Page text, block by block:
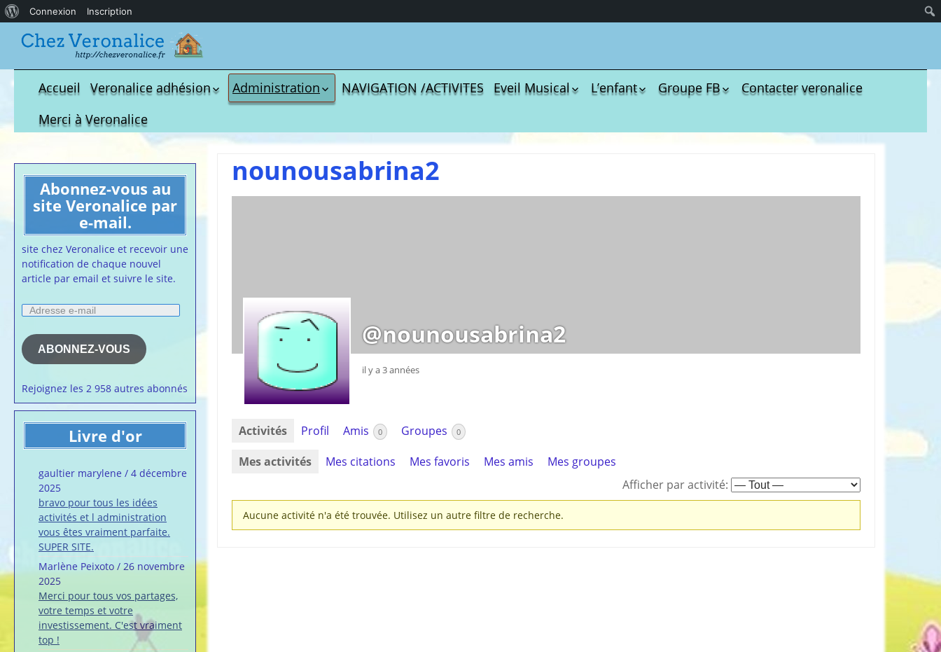
Accueil
Veronalice adhésion
Qui est-elle ?
Adhésion demandes
Administration
S.M.I.C et Cotisations
Convention
Affiches de menu de
la semaine
Membres du site
Articles chez
veronalice
NAVIGATION /ACTIVITES
Eveil Musical
Comptines à gestes
Tablatures Ukulélé
L’enfant
La Séparation
La Propreté
Groupe FB
Contacter veronalice
Merci à Veronalice
Abonnez-vous au
site Veronalice par
e-mail.
site chez Veronalice et recevoir une
notification de chaque nouvel
article par email et suivre le site.
Adresse
mail
ABONNEZ-VOUS
Rejoignez les 2 958 autres abonnés
Livre d'or
gaultier marylene / 4 décembre
2025
bravo pour tous les idées
activités et l administration
vous êtes vraiment parfaite.
SUPER SITE.
Marlène Peixoto / 26 novembre
2025
Merci pour tous vos partages,
votre temps et votre
investissement. C'est vraiment
top !
nounousabrina2
@nounousabrina2
il y a 3 années
Activités Profil Amis 0 Groupes 0
Mes activités Mes citations Mes favoris Mes amis
Mes groupes
Afficher par activité:
Aucune activité n'a été trouvée. Utilisez un autre filtre de recherche.
propos
Connexion Inscription